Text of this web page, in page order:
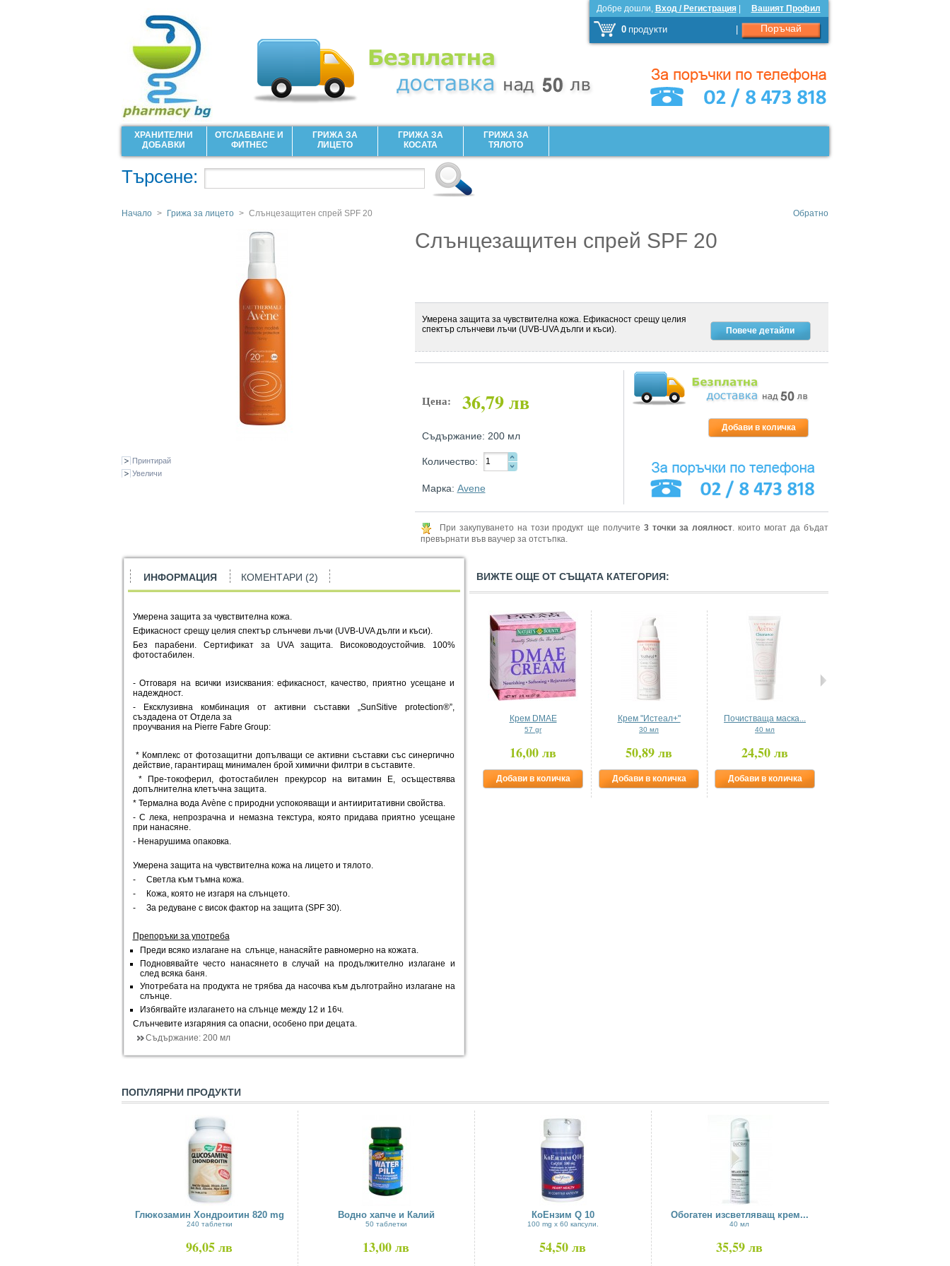
Добре дошли, Вход / Регистрация| Вашият Профил
0 продукти Поръчай
ХРАНИТЕЛНИ
ДОБАВКИ
ОТСЛАБВАНЕ И
ФИТНЕС
ГРИЖА ЗА
ЛИЦЕТО
ГРИЖА ЗА
КОСАТА
ГРИЖА ЗА
ТЯЛОТО
Търсене:
Начало > Грижа за лицето > Слънцезащитен спрей SPF 20 Обратно
Принтирай
Увеличи
Слънцезащитен спрей SPF 20
Умерена защита за чувствителна кожа. Ефикасност срещу целия
спектър слънчеви лъчи (UVB-UVA дълги и къси).
Повече детайли
Цена: 36,79 лв
Съдържание: 200 мл
Количество:
Марка: Avene
При закупуването на този продукт ще получите3 точки за лоялност. които могат да бъдат
превърнати във ваучер за отстъпка.
ИНФОРМАЦИЯ КОМЕНТАРИ (2)
Умерена защита за чувствителна кожа.
Ефикасност срещу целия спектър слънчеви лъчи (UVB-UVA дълги и къси).
Без парабени. Сертификат за UVA защита. Висоководоустойчив. 100%
фотостабилен.
- Отговаря на всички изисквания: ефикасност, качество, приятно усещане и
надеждност.
- Ексклузивна комбинация от активни съставки „SunSitive protection®”,
създадена от Отдела за
проучвания на Pierre Fabre Group:
* Комплекс от фотозащитни допълващи се активни съставки със синергично
действие, гарантиращ минимален брой химични филтри в съставите.
* Пре-токоферил, фотостабилен прекурсор на витамин Е, осъществява
допълнителна клетъчна защита.
* Термална вода Avène с природни успокояващи и антииритативни свойства.
- С лека, непрозрачна и немазна текстура, която придава приятно усещане
при нанасяне.
- Ненарушима опаковка.
Умерена защита на чувствителна кожа на лицето и тялото.
- Светла към тъмна кожа.
- Кожа, която не изгаря на слънцето.
- За редуване с висок фактор на защита (SPF 30).
Препоръки за употреба
Преди всяко излагане на слънце, нанасяйте равномерно на кожата.
Подновявайте често нанасянето в случай на продължително излагане и
след всяка баня.
Употребата на продукта не трябва да насочва към дълготрайно излагане на
слънце.
Избягвайте излагането на слънце между 12 и 16ч.
Слънчевите изгаряния са опасни, особено при децата.
Съдържание:200 мл
ВИЖТЕ ОЩЕ ОТ СЪЩАТА КАТЕГОРИЯ:
Крем DMAE
57 gr
16,00 лв
Добави в количка
Крем "Истеал+"
30 мл
50,89 лв
Добави в количка
Почистваща маска...
40 мл
24,50 лв
Добави в количка
ПОПУЛЯРНИ ПРОДУКТИ
Глюкозамин Хондроитин 820 mg
240 таблетки
96,05 лв
Водно хапче и Калий
50 таблетки
13,00 лв
КоЕнзим Q 10
100 mg х 60 капсули.
54,50 лв
Обогатен изсветляващ крем...
40 мл
35,59 лв